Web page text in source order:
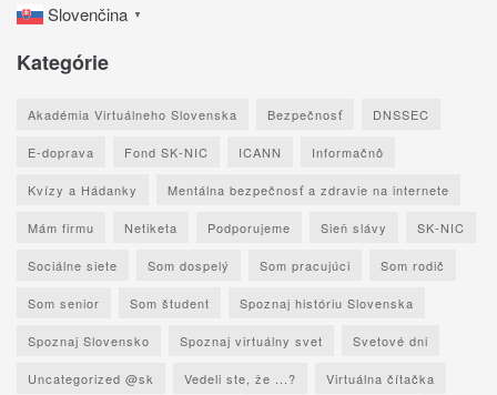
Slovenčina ▼
Kategórie
Akadémia Virtuálneho Slovenska Bezpečnosť DNSSEC
E-doprava Fond SK-NIC ICANN Informačnô
Kvízy a Hádanky Mentálna bezpečnosť a zdravie na internete
Mám firmu Netiketa Podporujeme Sieň slávy SK-NIC
Sociálne siete Som dospelý Som pracujúci Som rodič
Som senior Som študent Spoznaj históriu Slovenska
Spoznaj Slovensko Spoznaj virtuálny svet Svetové dni
Uncategorized @sk Vedeli ste, že ...? Virtuálna čítačka